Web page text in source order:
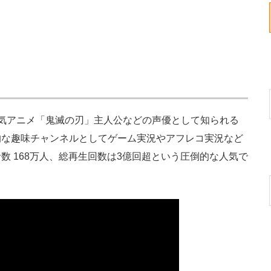
ニメ「鬼滅の刃」主人公などの声優として知られる
趣味チャンネルとしてゲーム実況やアフレコ実況など
168万人、総再生回数は3億回超という圧倒的な人気で